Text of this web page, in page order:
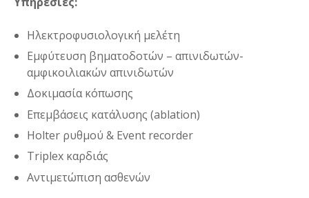
Ηλεκτροφυσιολογική μελέτη
Εμφύτευση βηματοδοτών – απινιδωτών-
αμφικοιλιακών απινιδωτών
Δοκιμασία κόπωσης
Επεμβάσεις κατάλυσης (ablation)
Holter ρυθμού & Event recorder
Triplex καρδιάς
Αντιμετώπιση ασθενών